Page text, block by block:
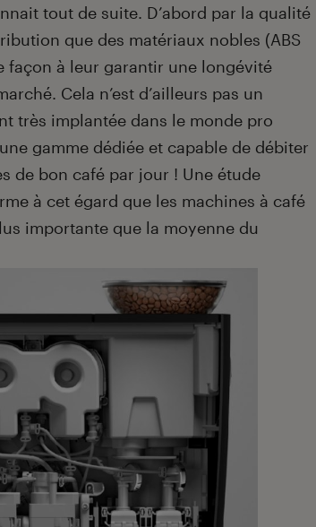
tout de suite. D’abord par la qualité
que des matériaux nobles (ABS
façon à leur garantir une longévité
Cela n’est d’ailleurs pas un
très implantée dans le monde pro
gamme dédiée et capable de débiter
de bon café par jour ! Une étude
à cet égard que les machines à café
importante que la moyenne du